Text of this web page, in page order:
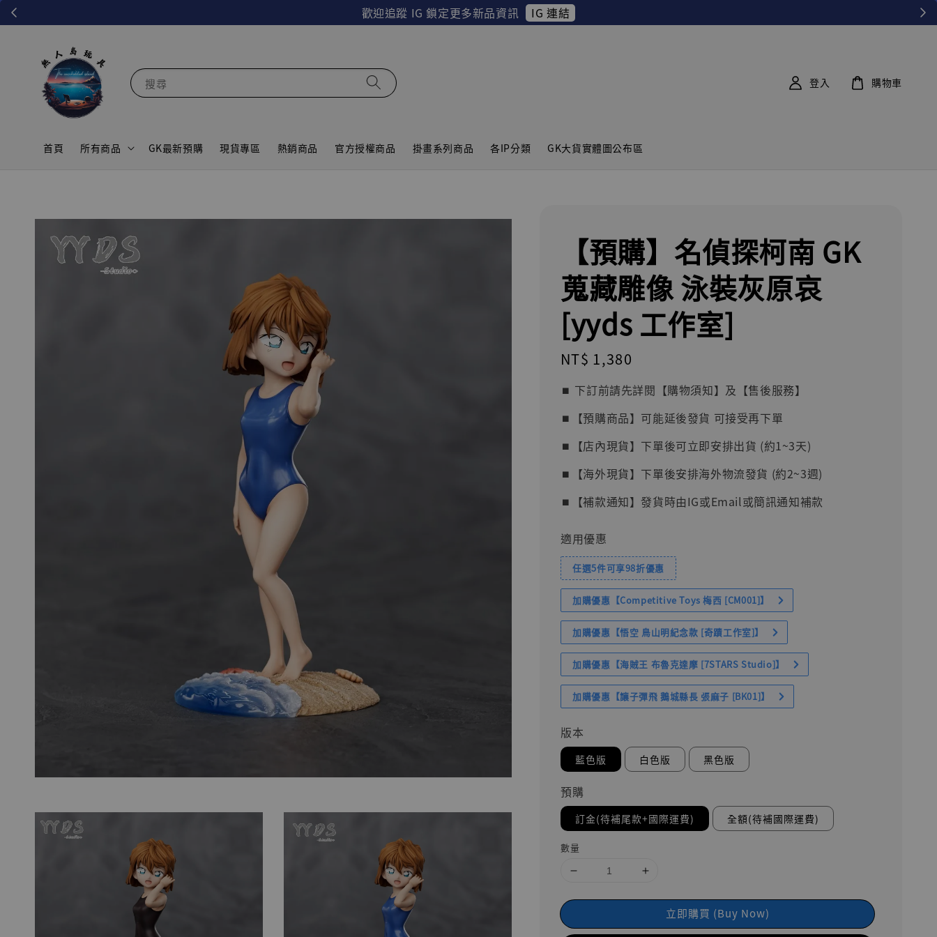
歡迎追蹤 IG 鎖定更多新品資訊 IG 連結
搜尋
首頁 所有商品 GK最新預購 現貨專區 熱銷商品 官方授權商品 掛畫系列商品 各IP分類 GK大貨實體圖公布區
登入 購物車
【預購】名偵探柯南 GK
蒐藏雕像 泳裝灰原哀
[yyds 工作室]
Regular
price
NT$ 1,380
⏹︎ 下訂前請先詳閱【購物須知】及【售後服務】
⏹︎【預購商品】可能延後發貨 可接受再下單
⏹︎【店內現貨】下單後可立即安排出貨 (約1~3天)
⏹︎【海外現貨】下單後安排海外物流發貨 (約2~3週)
⏹︎【補款通知】發貨時由IG或Email或簡訊通知補款
適用優惠
任選5件可享98折優惠
加購優惠【Competitive Toys 梅西 [CM001]】
加購優惠【悟空 鳥山明紀念款 [奇蹟工作室]】
加購優惠【海賊王 布魯克達摩 [7STARS Studio]】
加購優惠【讓子彈飛 鵝城縣長 張麻子 [BK01]】
版本
藍色版 白色版 黑色版
預購
訂金(待補尾款+國際運費) 全額(待補國際運費)
數量
立即購買 (Buy Now)